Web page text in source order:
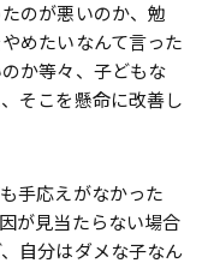
のが悪いのか、勉
めたいなんて言った
か等々、子どもな
そこを懸命に改善し
手応えがなかった
が見当たらない場合
自分はダメな子なん